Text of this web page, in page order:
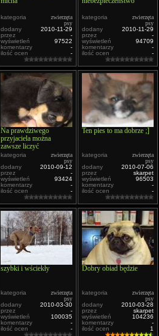
kategoria
zwierzęta
psy
dodany
2010-11-29
przez
-
wyświetleń
97522
komentarzy
-
ilość ocen
-
kategoria
zwierzęta
psy
dodany
2010-11-29
przez
-
wyświetleń
94709
komentarzy
-
ilość ocen
-
Na prawdziwego
przyjaciela można
zawsze liczyć
kategoria
zwierzęta
psy
dodany
2010-09-12
przez
-
wyświetleń
93424
komentarzy
-
ilość ocen
-
Ten pies to ma dobrze ;]
kategoria
zwierzęta
psy
dodany
2010-07-06
przez
skarpet
wyświetleń
96503
komentarzy
-
ilość ocen
-
szybki i wściekły
kategoria
zwierzęta
psy
dodany
2010-03-30
przez
-
wyświetleń
100035
komentarzy
-
ilość ocen
-
Dobry obiad będzie
kategoria
zwierzęta
psy
dodany
2010-03-28
przez
skarpet
wyświetleń
104236
komentarzy
-
ilość ocen
1